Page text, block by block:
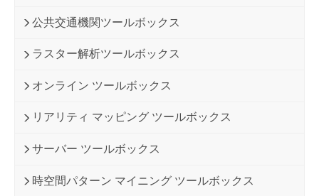
公共交通機関ツールボックス
ラスター解析ツールボックス
オンライン ツールボックス
リアリティ マッピング ツールボックス
サーバー ツールボックス
時空間パターン マイニング ツールボックス